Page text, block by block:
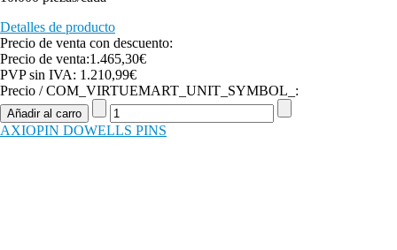
Detalles de producto
Precio de venta con descuento:
Precio de venta:1.465,30€
PVP sin IVA: 1.210,99€
Precio / COM_VIRTUEMART_UNIT_SYMBOL_:
AXIOPIN DOWELLS PINS